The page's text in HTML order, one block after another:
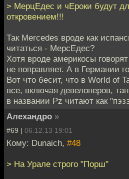
> МерцЕдес и чЕроки будут
откровением!!!
Так Mercedes вроде как
читаться - МерсЕдес?
Хотя вроде америкосы
не поправляет. А в Германии
Вот что бесит, что в World of
все, включая девелоперов,
в названии Pz читают как
Алехандро »
#69 | 06.12.13 19:01
Кому: Dunaich, #48
> На Урале строго "Порш"